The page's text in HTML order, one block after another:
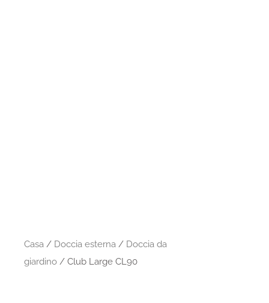
Casa / Doccia esterna / Doccia da
giardino / Club Large CL90